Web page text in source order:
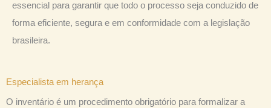
essencial para garantir que todo o processo seja conduzido de
forma eficiente, segura e em conformidade com a legislação
brasileira.
Especialista em herança
O inventário é um procedimento obrigatório para formalizar a